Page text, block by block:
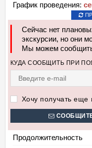
График проведения:
Сейчас нет
экскурсии, но они
Мы можем
КУДА СООБЩИТЬ ПРИ
Хочу получать еще
Продолжительность